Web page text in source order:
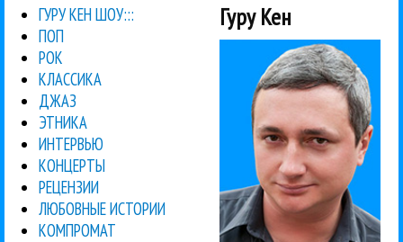
ГУРУ КЕН ШОУ:::
ПОП
РОК
КЛАССИКА
ДЖАЗ
ЭТНИКА
ИНТЕРВЬЮ
КОНЦЕРТЫ
РЕЦЕНЗИИ
ЛЮБОВНЫЕ ИСТОРИИ
КОМПРОМАТ
Гуру Кен